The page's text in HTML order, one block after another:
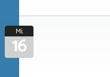
Mi.
16